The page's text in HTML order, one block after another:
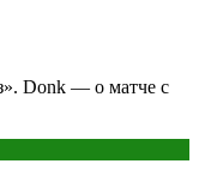
Donk — о матче с